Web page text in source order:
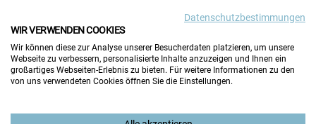
Die Inhalte dieser Seite werden vom
Aussteller selbst gepflegt. Für die Richtigkeit aller
Angaben übernimmt der Veranstalter keine Gewähr.
Hinweis schließen
Datenschutzbestimmungen
WIR VERWENDEN COOKIES
Wir können diese zur Analyse unserer Besucherdaten platzieren, um unsere
Webseite zu verbessern, personalisierte Inhalte anzuzeigen und Ihnen ein
großartiges Webseiten-Erlebnis zu bieten. Für weitere Informationen zu den
von uns verwendeten Cookies öffnen Sie die Einstellungen.